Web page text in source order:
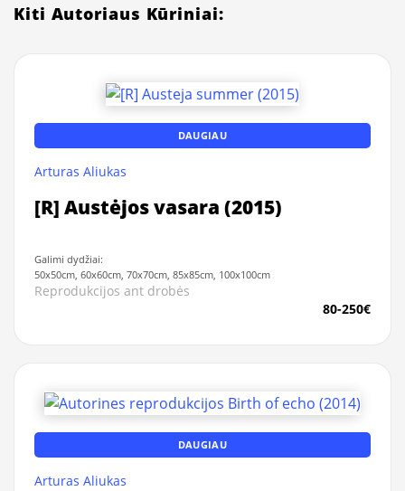
Kiti Autoriaus Kūriniai:
DAUGIAU
Arturas Aliukas
[R] Austėjos vasara (2015)
Galimi dydžiai:
50x50cm, 60x60cm, 70x70cm, 85x85cm, 100x100cm
Reprodukcijos ant drobės
80-250€
DAUGIAU
Arturas Aliukas